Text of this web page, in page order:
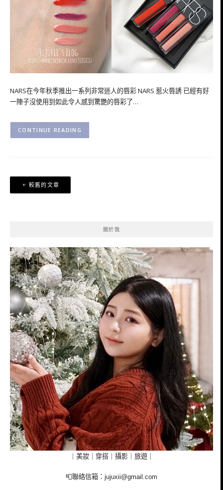
NARS在今年秋季推出一系列非常迷人的唇彩 NARS 惹火唇誘 已經有好
一陣子沒使用到如此令人感到驚艷的唇彩了…
CONTINUE READING
文
章
較舊的文章
關於我
｜美妝｜穿搭｜攝影｜旅遊｜
📮聯絡信箱： jujuxii@gmail.com